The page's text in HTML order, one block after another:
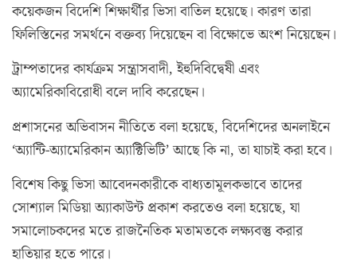
কয়েকজন বিদেশি শিক্ষার্থীর ভিসা বাতিল হয়েছে। কারণ তারা
ফিলিস্তিনের সমর্থনে বক্তব্য দিয়েছেন বা বিক্ষোভে অংশ নিয়েছেন।
ট্রাম্পতাদের কার্যক্রম সন্ত্রাসবাদী, ইহুদিবিদ্বেষী এবং
অ্যামেরিকাবিরোধী বলে দাবি করেছেন।
প্রশাসনের অভিবাসন নীতিতে বলা হয়েছে, বিদেশিদের অনলাইনে
‘অ্যান্টি-অ্যামেরিকান অ্যাক্টিভিটি’ আছে কি না, তা যাচাই করা হবে।
বিশেষ কিছু ভিসা আবেদনকারীকে বাধ্যতামূলকভাবে তাদের
সোশ্যাল মিডিয়া অ্যাকাউন্ট প্রকাশ করতেও বলা হয়েছে, যা
সমালোচকদের মতে রাজনৈতিক মতামতকে লক্ষ্যবস্তু করার
হাতিয়ার হতে পারে।